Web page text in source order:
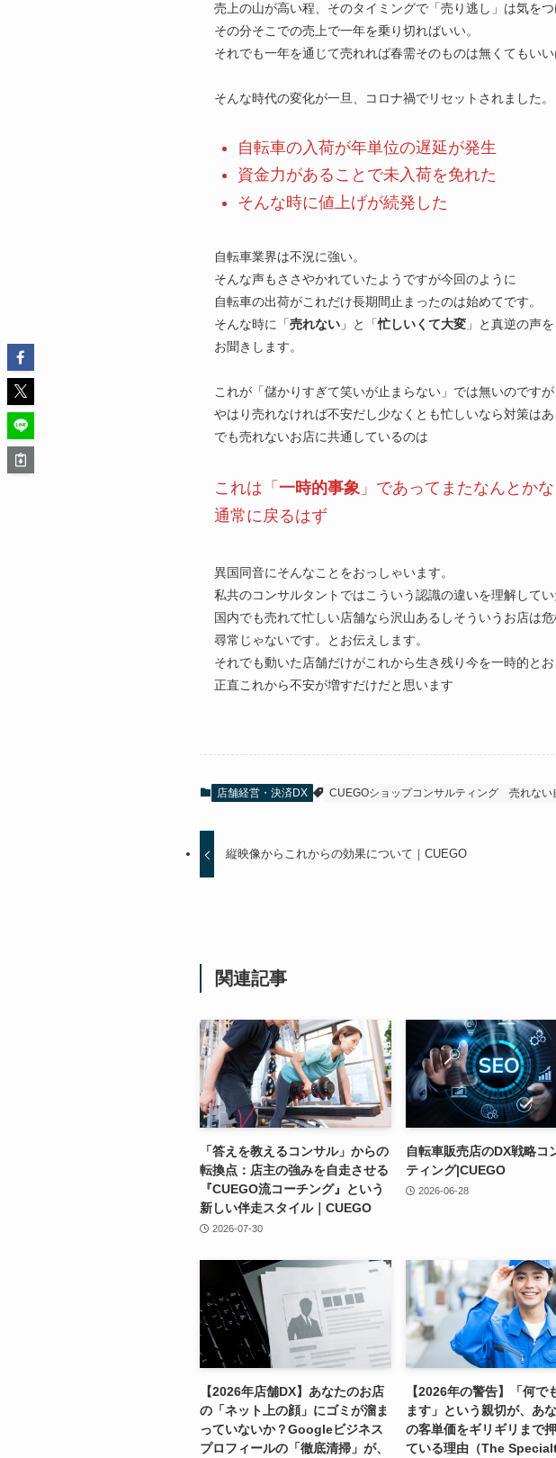
売上の山が高い程、そのタイミングで「売り逃し」は気をつ
その分そこでの売上で一年を乗り切ればいい。
それでも一年を通じて売れれば春需そのものは無くてもいい
そんな時代の変化が一旦、コロナ禍でリセットされました。
自転車の入荷が年単位の遅延が発生
資金力があることで未入荷を免れた
そんな時に値上げが続発した
自転車業界は不況に強い。
そんな声もささやかれていたようですが今回のように
自転車の出荷がこれだけ長期間止まったのは始めてです。
そんな時に「売れない 」と「忙しいくて大変 」と真逆の声を
お聞きします。
これが「儲かりすぎて笑いが止まらない」では無いのですが
やはり売れなければ不安だし少なくとも忙しいなら対策はあ
でも売れないお店に共通しているのは
これは「 一時的事象 」であってまたなんとか
通常に戻るはず
異国同音にそんなことをおっしゃいます。
私共のコンサルタントではこういう認識の違いを理解して
国内でも売れて忙しい店舗なら沢山あるしそういうお店は
尋常じゃないです。とお伝えします。
それでも動いた店舗だけがこれから生き残り今を一時的と
正直これから不安が増すだけだと思います
店舗経営・決済DX CUEGOショップコンサルティング 売れない
縦映像からこれからの効果について｜CUEGO
関連記事
「答えを教えるコンサル」からの
転換点：店主の強みを自走させる
『CUEGO流コーチング』という
新しい伴走スタイル｜CUEGO
2026-07-30
自転車販売店のDX戦略コ
ティング|CUEGO
2026-06-28
【2026年店舗DX】あなたのお店
の「ネット上の顔」にゴミが溜ま
っていないか？Googleビジネス
プロフィールの「徹底清掃」が、
【2026年の警告】「何で
ます」という親切が、あ
の客単価をギリギリまで
ている理由（The